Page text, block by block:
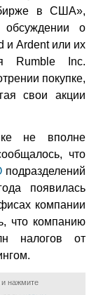
бирже в США»,
обсуждении о
и Ardent или их
Rumble Inc.
покупке,
свои акции
не вполне
что
подразделений
появилась
компании
что компанию
налогов от
нажмите